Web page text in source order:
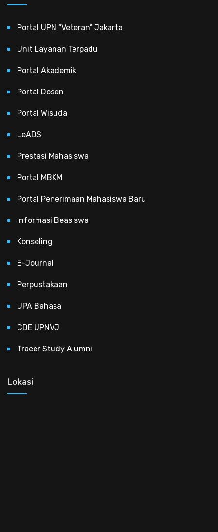
Portal UPN “Veteran” Jakarta
Unit Layanan Terpadu
Portal Akademik
Portal Dosen
Portal Wisuda
LeADS
Prestasi Mahasiswa
Portal MBKM
Portal Penerimaan Mahasiswa Baru
Informasi Beasiswa
Konseling
E-Journal
Perpustakaan
UPA Bahasa
CDE UPNVJ
Tracer Study Alumni
Lokasi